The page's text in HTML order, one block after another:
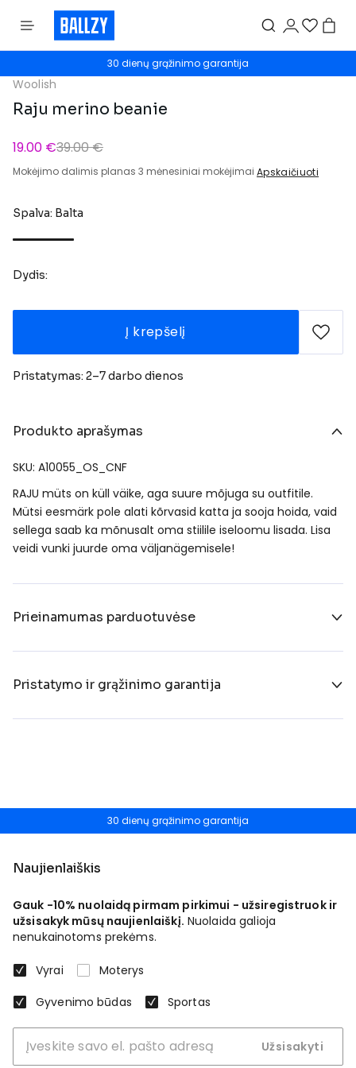
30 dienų grąžinimo garantija
Woolish
Raju merino beanie
19.00 €39.00 €
Mokėjimo dalimis planas 3 mėnesiniai mokėjimai Apskaičiuoti
Spalva: Balta
Dydis:
Į krepšelį
Pristatymas: 2–7 darbo dienos
Produkto aprašymas
SKU: A10055_OS_CNF
RAJU müts on küll väike, aga suure mõjuga su outfitile.
Mütsi eesmärk pole alati kõrvasid katta ja sooja hoida, vaid
sellega saab ka mõnusalt oma stiilile iseloomu lisada. Lisa
veidi vunki juurde oma väljanägemisele!
Prieinamumas parduotuvėse
Pristatymo ir grąžinimo garantija
30 dienų grąžinimo garantija
Naujienlaiškis
Gauk -10% nuolaidą pirmam pirkimui - užsiregistruok ir
užsisakyk mūsų naujienlaiškį. Nuolaida galioja
nenukainotoms prekėms.
Vyrai
Moterys
Gyvenimo būdas
Sportas
Užsisakyti